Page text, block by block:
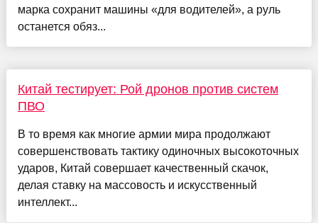
марка сохранит машины «для водителей», а руль
останется обяз...
Китай тестирует: Рой дронов против систем
ПВО
В то время как многие армии мира продолжают
совершенствовать тактику одиночных высокоточных
ударов, Китай совершает качественный скачок,
делая ставку на массовость и искусственный
интеллект...